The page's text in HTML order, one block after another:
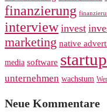
finanzierung
interview invest
marketing native
media software startup
unternehmen wachstum
Neue Kommentare